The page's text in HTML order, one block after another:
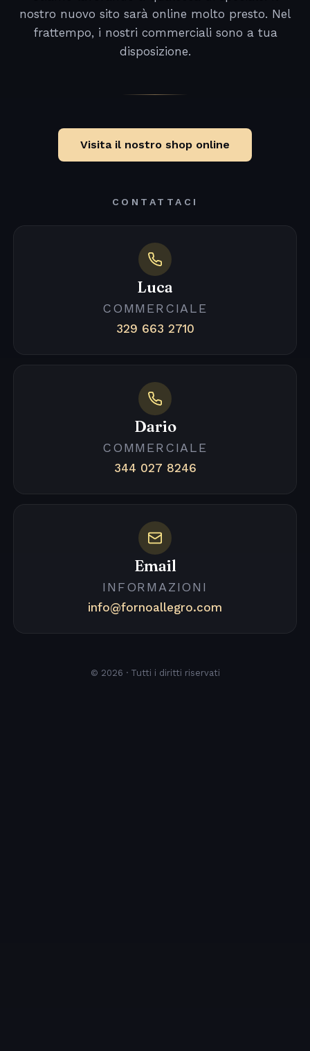
nostro nuovo sito sarà online molto presto. Nel
frattempo, i nostri commerciali sono a tua
disposizione.
Visita il nostro shop online
CONTATTACI
Luca
COMMERCIALE
329 663 2710
Dario
COMMERCIALE
344 027 8246
Email
INFORMAZIONI
info@fornoallegro.com
© 2026 · Tutti i diritti riservati